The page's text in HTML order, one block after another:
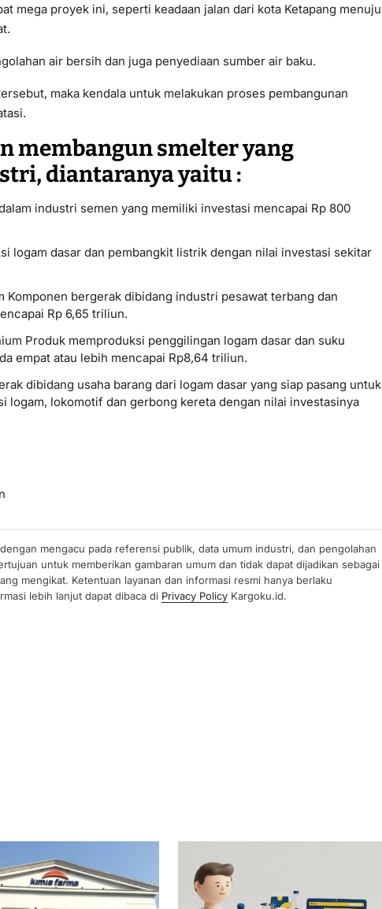
mega proyek ini, seperti keadaan jalan dari kota Ketapang menuju
air bersih dan juga penyediaan sumber air baku.
maka kendala untuk melakukan proses pembangunan
membangun smelter yang
diantaranya yaitu :
industri semen yang memiliki investasi mencapai Rp 800
logam dasar dan pembangkit listrik dengan nilai investasi sekitar
Komponen bergerak dibidang industri pesawat terbang dan
Rp 6,65 triliun.
Produk memproduksi penggilingan logam dasar dan suku
empat atau lebih mencapai Rp8,64 triliun.
dibidang usaha barang dari logam dasar yang siap pasang untuk
logam, lokomotif dan gerbong kereta dengan nilai investasinya
mengacu pada referensi publik, data umum industri, dan pengolahan
untuk memberikan gambaran umum dan tidak dapat dijadikan sebagai
mengikat. Ketentuan layanan dan informasi resmi hanya berlaku
lebih lanjut dapat dibaca di Privacy Policy Kargoku.id.